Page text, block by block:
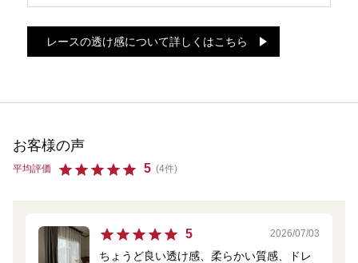
レースの透け感について詳しくはこちら
お客様の声
平均評価 5 (4件)
5 2026/07/03
ちょうど良い透け感、柔らかい質感、ドレ